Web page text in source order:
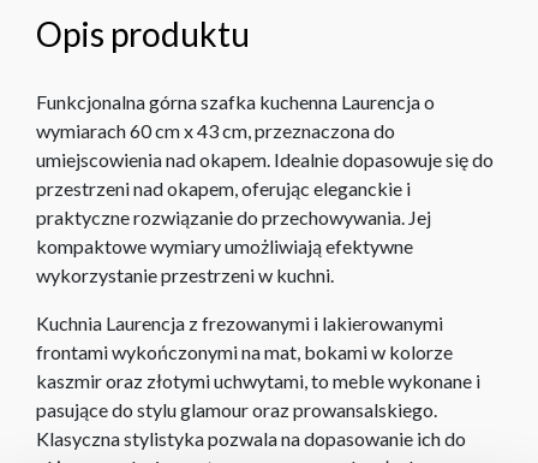
Opis produktu
Funkcjonalna górna szafka kuchenna Laurencja o
wymiarach 60 cm x 43 cm, przeznaczona do
umiejscowienia nad okapem. Idealnie dopasowuje się do
przestrzeni nad okapem, oferując eleganckie i
praktyczne rozwiązanie do przechowywania. Jej
kompaktowe wymiary umożliwiają efektywne
wykorzystanie przestrzeni w kuchni.
Kuchnia Laurencja z frezowanymi i lakierowanymi
frontami wykończonymi na mat, bokami w kolorze
kaszmir oraz złotymi uchwytami, to meble wykonane i
pasujące do stylu glamour oraz prowansalskiego.
Klasyczna stylistyka pozwala na dopasowanie ich do